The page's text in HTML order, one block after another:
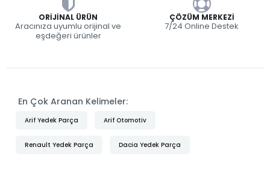
ORIJINAL ÜRÜN
Aracınıza uyumlu orijinal ve
eşdeğeri ürünler
ÇÖZÜM MERKEZI
7/24 Online Destek
En Çok Aranan Kelimeler:
Arif Yedek Parça Arif Otomotiv
Renault Yedek Parça Dacia Yedek Parça